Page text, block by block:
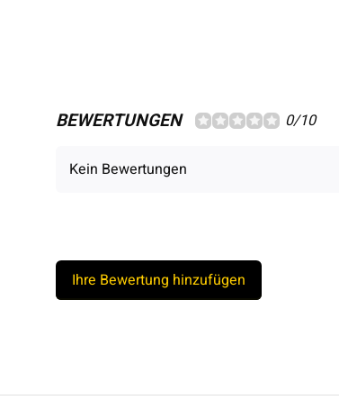
BEWERTUNGEN 0/10
Kein Bewertungen
Ihre Bewertung hinzufügen